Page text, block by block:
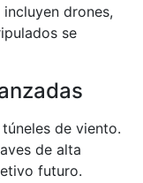
drones,
se
de viento.
de alta
futuro.